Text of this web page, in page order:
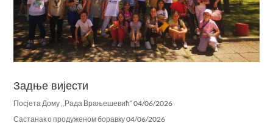
Задње вијести
Посјета Дому ,,Рада Врањешевић“04/06/2026
Састанак о продуженом боравку04/06/2026